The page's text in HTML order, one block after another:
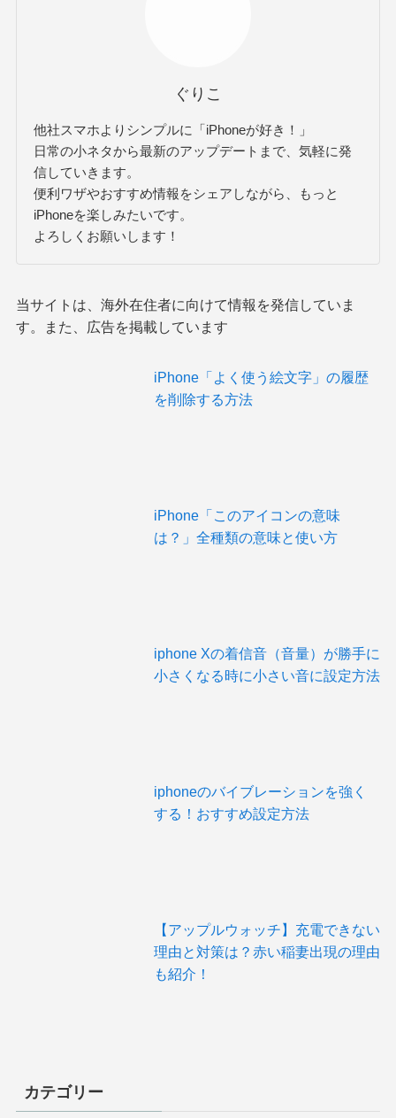
ぐりこ
他社スマホよりシンプルに「iPhoneが好き！」
日常の小ネタから最新のアップデートまで、気軽に発
信していきます。
便利ワザやおすすめ情報をシェアしながら、もっと
iPhoneを楽しみたいです。
よろしくお願いします！
当サイトは、海外在住者に向けて情報を発信していま
す。また、広告を掲載しています
iPhone「よく使う絵文字」の履歴
を削除する方法
iPhone「このアイコンの意味
は？」全種類の意味と使い方
iphone Xの着信音（音量）が勝手に
小さくなる時に小さい音に設定方法
iphoneのバイブレーションを強く
する！おすすめ設定方法
【アップルウォッチ】充電できない
理由と対策は？赤い稲妻出現の理由
も紹介！
カテゴリー